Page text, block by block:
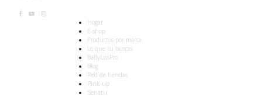
Hogar
E-shop
Productos por marca
Lo que tu buscas
BaByLissPro
Blog
Red de tiendas
Pink-up
Senatu